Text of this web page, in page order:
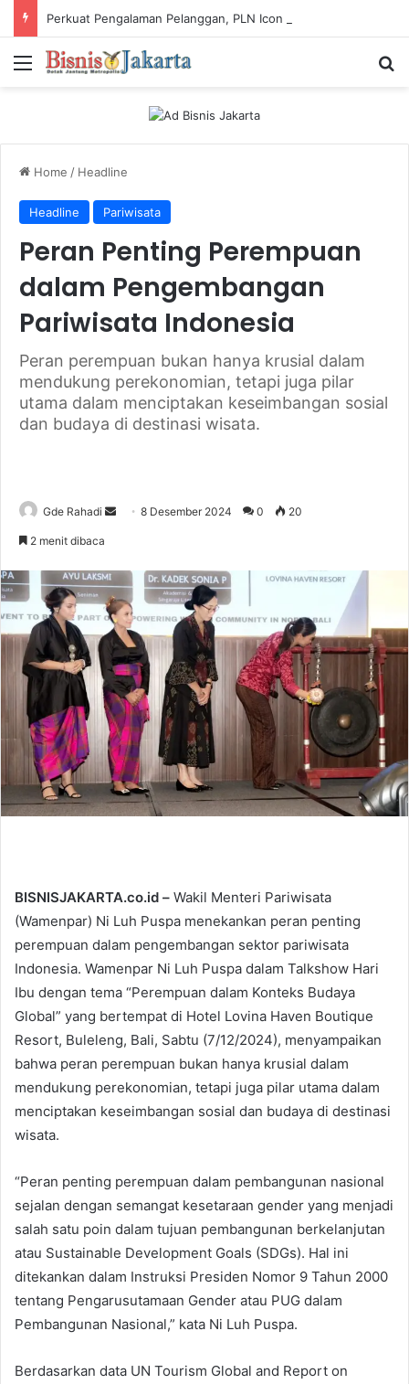
Menu
Home / Headline
Headline Pariwisata
Peran Penting Perempuan
dalam Pengembangan
Pariwisata Indonesia
Peran perempuan bukan hanya krusial dalam
mendukung perekonomian, tetapi juga pilar
utama dalam menciptakan keseimbangan sosial
dan budaya di destinasi wisata.
Gde Rahadi
a
n
e
m
a
l
8 Desember 2024 0 20
2 menit dibaca
BISNISJAKARTA.co.id – Wakil Menteri Pariwisata
(Wamenpar) Ni Luh Puspa menekankan peran penting
perempuan dalam pengembangan sektor pariwisata
Indonesia. Wamenpar Ni Luh Puspa dalam Talkshow Hari
Ibu dengan tema “Perempuan dalam Konteks Budaya
Global” yang bertempat di Hotel Lovina Haven Boutique
Resort, Buleleng, Bali, Sabtu (7/12/2024), menyampaikan
bahwa peran perempuan bukan hanya krusial dalam
mendukung perekonomian, tetapi juga pilar utama dalam
menciptakan keseimbangan sosial dan budaya di destinasi
wisata.
“Peran penting perempuan dalam pembangunan nasional
sejalan dengan semangat kesetaraan gender yang menjadi
salah satu poin dalam tujuan pembangunan berkelanjutan
atau Sustainable Development Goals (SDGs). Hal ini
ditekankan dalam Instruksi Presiden Nomor 9 Tahun 2000
tentang Pengarusutamaan Gender atau PUG dalam
Pembangunan Nasional,” kata Ni Luh Puspa.
Berdasarkan data UN Tourism Global and Report on